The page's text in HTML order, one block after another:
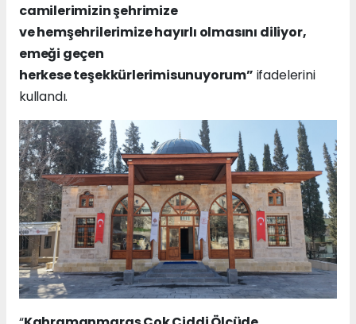
camilerimizin şehrimize
ve hemşehrilerimize hayırlı olmasını diliyor,
emeği geçen
herkese teşekkürlerimisunuyorum” ifadelerini
kullandı.